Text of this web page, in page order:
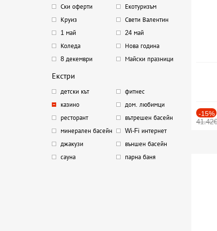
Ски оферти
Екотуризъм
Круиз
Свети Валентин
1 май
24 май
Коледа
Нова година
8 декември
Майски празници
Екстри
детски кът
фитнес
казино
дом. любимци
ресторант
вътрешен басейн
минерален басейн
Wi-Fi интернет
джакузи
външен басейн
сауна
парна баня
-15%
41.42€